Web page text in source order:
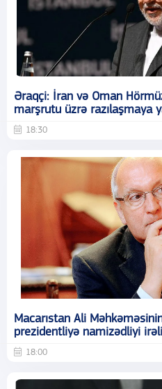
Əraqçi: İran və Oman
marşrutu üzrə razılaşmaya
18:30
Macarıstan Ali
prezidentliyə namizədliyi
18:00